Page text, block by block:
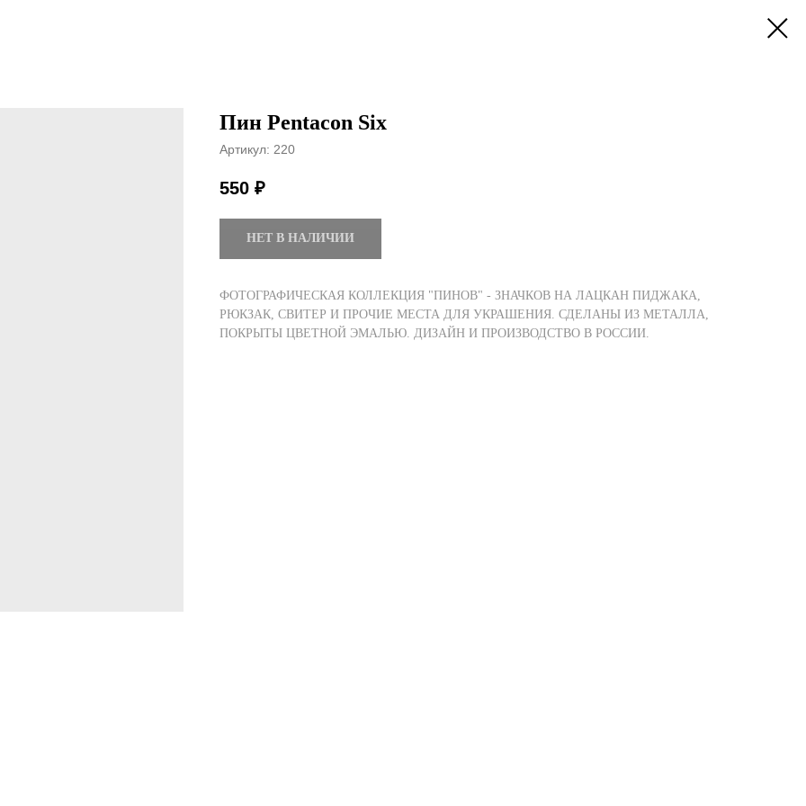
Пин Pentacon Six
Артикул: 220
550 ₽
НЕТ В НАЛИЧИИ
ФОТОГРАФИЧЕСКАЯ КОЛЛЕКЦИЯ "ПИНОВ" - ЗНАЧКОВ НА ЛАЦКАН ПИДЖАКА,
РЮКЗАК, СВИТЕР И ПРОЧИЕ МЕСТА ДЛЯ УКРАШЕНИЯ. СДЕЛАНЫ ИЗ МЕТАЛЛА,
ПОКРЫТЫ ЦВЕТНОЙ ЭМАЛЬЮ. ДИЗАЙН И ПРОИЗВОДСТВО В РОССИИ.